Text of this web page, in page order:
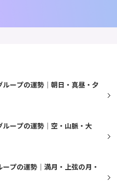
ープの運勢｜朝日・真昼・夕
ープの運勢｜空・山脈・大
プの運勢｜満月・上弦の月・